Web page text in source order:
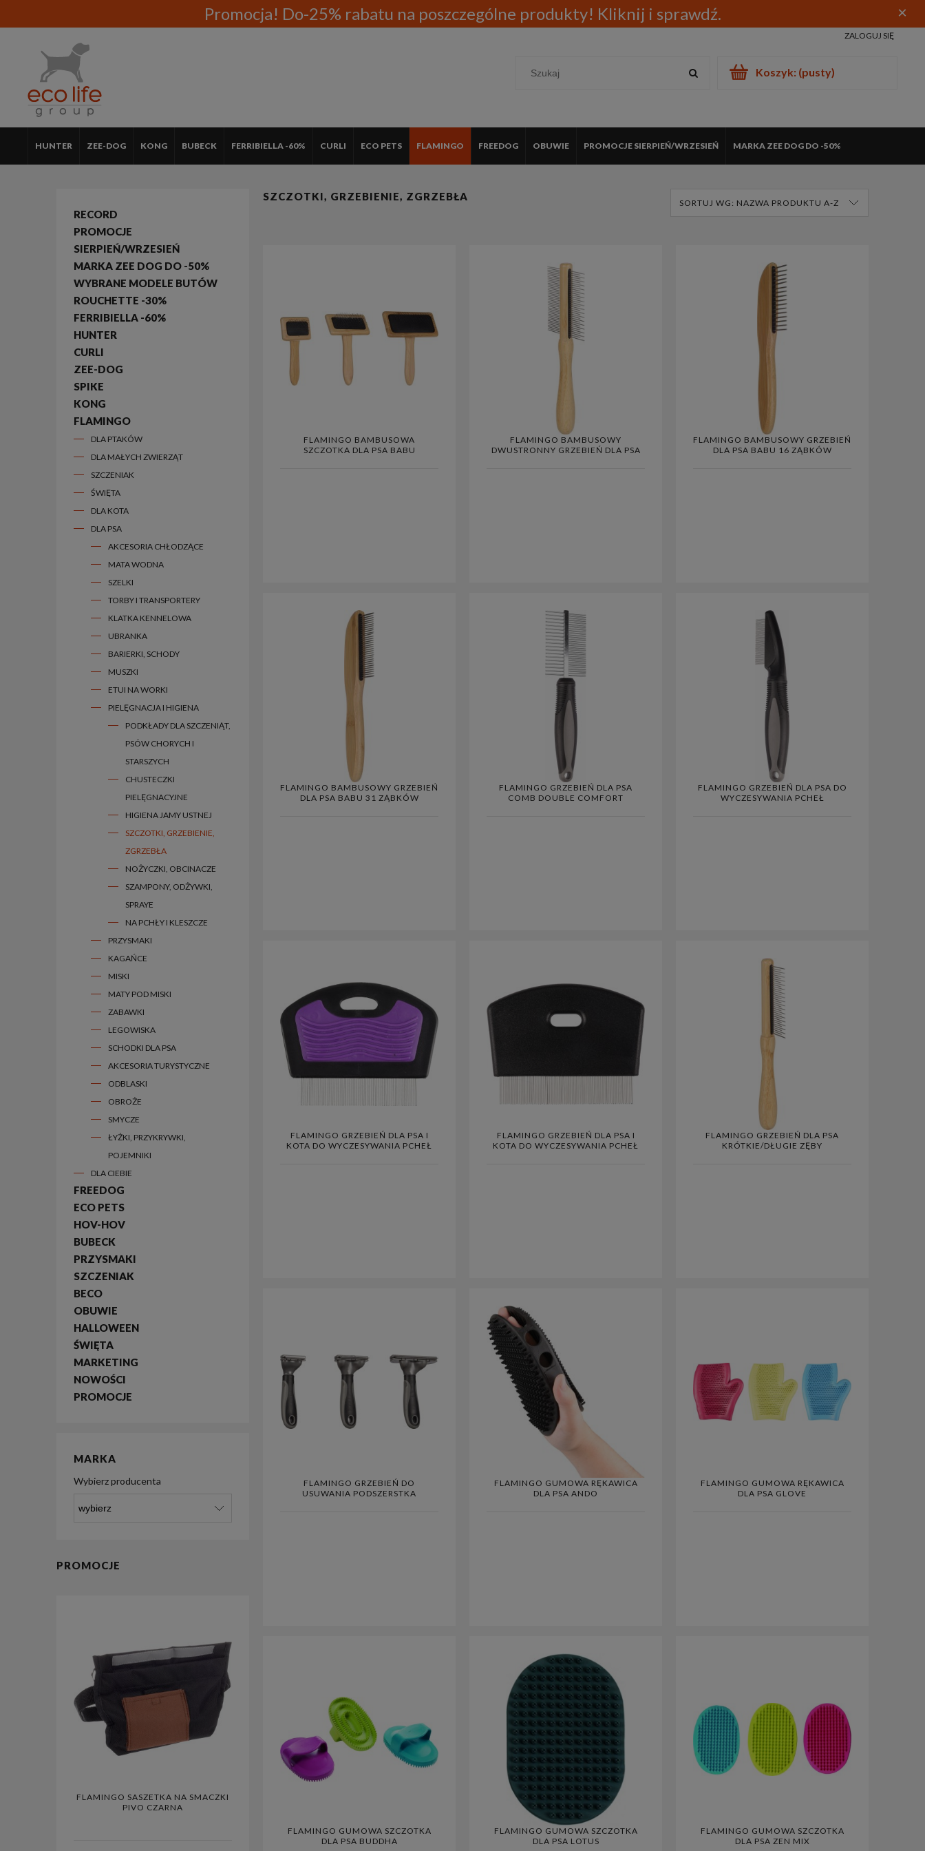
Promocja! Do-25% rabatu na poszczególne produkty! Kliknij i sprawdź. ×
ZALOGUJ SIĘ
Koszyk: (pusty)
HUNTER ZEE-DOG KONG BUBECK FERRIBIELLA -60% CURLI ECO PETS FLAMINGO FREEDOG OBUWIE PROMOCJE SIERPIEŃ/WRZESIEŃ MARKA ZEE DOG DO -50%
RECORD
PROMOCJE
SIERPIEŃ/WRZESIEŃ
MARKA ZEE DOG DO -50%
WYBRANE MODELE BUTÓW
ROUCHETTE -30%
FERRIBIELLA -60%
HUNTER
CURLI
ZEE-DOG
SPIKE
KONG
FLAMINGO
DLA PTAKÓW
DLA MAŁYCH ZWIERZĄT
SZCZENIAK
ŚWIĘTA
DLA KOTA
DLA PSA
AKCESORIA CHŁODZĄCE
MATA WODNA
SZELKI
TORBY I TRANSPORTERY
KLATKA KENNELOWA
UBRANKA
BARIERKI, SCHODY
MUSZKI
ETUI NA WORKI
PIELĘGNACJA I HIGIENA
PODKŁADY DLA SZCZENIĄT,
PSÓW CHORYCH I
STARSZYCH
CHUSTECZKI
PIELĘGNACYJNE
HIGIENA JAMY USTNEJ
SZCZOTKI, GRZEBIENIE,
ZGRZEBŁA
NOŻYCZKI, OBCINACZE
SZAMPONY, ODŻYWKI,
SPRAYE
NA PCHŁY I KLESZCZE
PRZYSMAKI
KAGAŃCE
MISKI
MATY POD MISKI
ZABAWKI
LEGOWISKA
SCHODKI DLA PSA
AKCESORIA TURYSTYCZNE
ODBLASKI
OBROŻE
SMYCZE
ŁYŻKI, PRZYKRYWKI,
POJEMNIKI
DLA CIEBIE
FREEDOG
ECO PETS
HOV-HOV
BUBECK
PRZYSMAKI
SZCZENIAK
BECO
OBUWIE
HALLOWEEN
ŚWIĘTA
MARKETING
NOWOŚCI
PROMOCJE
MARKA
Wybierz producenta
PROMOCJE
FLAMINGO SASZETKA NA SMACZKI
PIVO CZARNA
OS* HUNTER SZELKI DLA PSA
MALDON UP TURKUSOWE XS
SZCZOTKI, GRZEBIENIE, ZGRZEBŁA
SORTUJ WG: NAZWA PRODUKTU A-Z
FLAMINGO BAMBUSOWA
SZCZOTKA DLA PSA BABU
FLAMINGO BAMBUSOWY
DWUSTRONNY GRZEBIEŃ DLA PSA
FLAMINGO BAMBUSOWY GRZEBIEŃ
DLA PSA BABU 16 ZĄBKÓW
FLAMINGO BAMBUSOWY GRZEBIEŃ
DLA PSA BABU 31 ZĄBKÓW
FLAMINGO GRZEBIEŃ DLA PSA
COMB DOUBLE COMFORT
FLAMINGO GRZEBIEŃ DLA PSA DO
WYCZESYWANIA PCHEŁ
FLAMINGO GRZEBIEŃ DLA PSA I
KOTA DO WYCZESYWANIA PCHEŁ
FLAMINGO GRZEBIEŃ DLA PSA I
KOTA DO WYCZESYWANIA PCHEŁ
FLAMINGO GRZEBIEŃ DLA PSA
KRÓTKIE/DŁUGIE ZĘBY
FLAMINGO GRZEBIEŃ DO
USUWANIA PODSZERSTKA
FLAMINGO GUMOWA RĘKAWICA
DLA PSA ANDO
FLAMINGO GUMOWA RĘKAWICA
DLA PSA GLOVE
FLAMINGO GUMOWA SZCZOTKA
DLA PSA BUDDHA
FLAMINGO GUMOWA SZCZOTKA
DLA PSA LOTUS
FLAMINGO GUMOWA SZCZOTKA
DLA PSA ZEN MIX